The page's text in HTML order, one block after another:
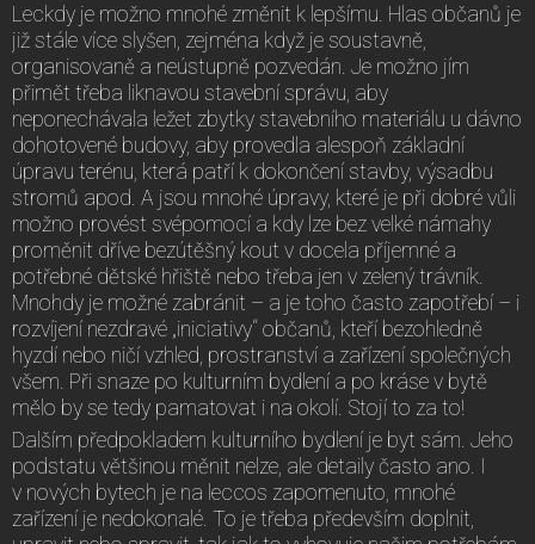
Leckdy je možno mnohé změnit k lepšímu. Hlas občanů je
již stále více slyšen, zejména když je soustavně,
organisovaně a neústupně pozvedán. Je možno jím
přimět třeba liknavou stavební správu, aby
neponechávala ležet zbytky stavebního materiálu u dávno
dohotovené budovy, aby provedla alespoň základní
úpravu terénu, která patří k dokončení stavby, výsadbu
stromů apod. A jsou mnohé úpravy, které je při dobré vůli
možno provést svépomocí a kdy lze bez velké námahy
proměnit dříve bezútěšný kout v docela příjemné a
potřebné dětské hřiště nebo třeba jen v zelený trávník.
Mnohdy je možné zabránit – a je toho často zapotřebí – i
rozvíjení nezdravé „iniciativy“ občanů, kteří bezohledně
hyzdí nebo ničí vzhled, prostranství a zařízení společných
všem. Při snaze po kulturním bydlení a po kráse v bytě
mělo by se tedy pamatovat i na okolí. Stojí to za to!
Dalším předpokladem kulturního bydlení je byt sám. Jeho
podstatu většinou měnit nelze, ale detaily často ano. I
v nových bytech je na leccos zapomenuto, mnohé
zařízení je nedokonalé. To je třeba především doplnit,